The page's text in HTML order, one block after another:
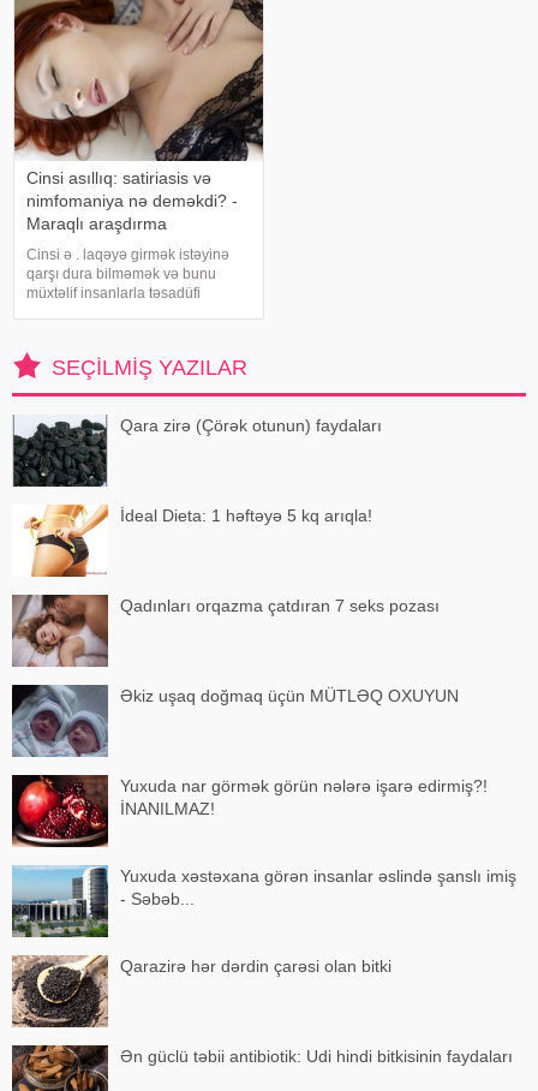
Cinsi asıllıq: satiriasis və
nimfomaniya nə deməkdi? -
Maraqlı araşdırma
Cinsi ə . laqəyə girmək istəyinə
qarşı dura bilməmək və bunu
müxtəlif insanlarla təsadüfi
araşdırıb. "Səhər, günorta və
axşam başqa bir qadın/kişi il
SEÇILMIŞ YAZILAR
Qara zirə (Çörək otunun) faydaları
İdeal Dieta: 1 həftəyə 5 kq arıqla!
Qadınları orqazma çatdıran 7 seks pozası
Əkiz uşaq doğmaq üçün MÜTLƏQ OXUYUN
Yuxuda nar görmək görün nələrə işarə edirmiş?!
İNANILMAZ!
Yuxuda xəstəxana görən insanlar əslində şanslı imiş
- Səbəb...
Qarazirə hər dərdin çarəsi olan bitki
Ən güclü təbii antibiotik: Udi hindi bitkisinin faydaları